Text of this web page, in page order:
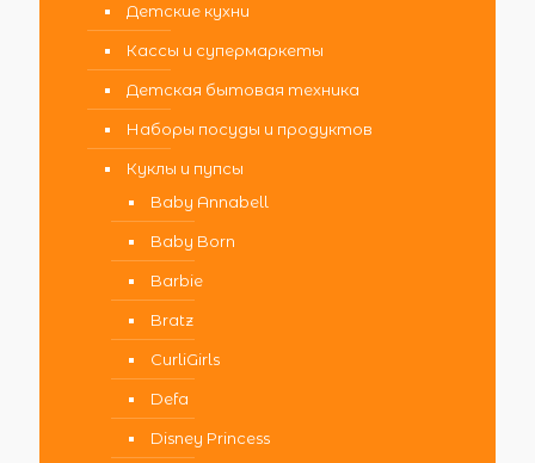
Детские кухни
Кассы и супермаркеты
Детская бытовая техника
Наборы посуды и продуктов
Куклы и пупсы
Baby Annabell
Baby Born
Barbie
Bratz
CurliGirls
Defa
Disney Princess